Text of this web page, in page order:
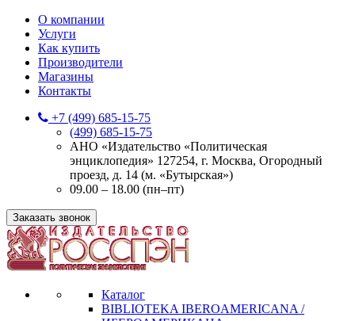
О компании
Услуги
Как купить
Производители
Магазины
Контакты
+7 (499) 685-15-75
(499) 685-15-75
АНО «Издательство «Политическая
энциклопедия» 127254, г. Москва, Огородный
проезд, д. 14 (м. «Бутырская»)
09.00 – 18.00 (пн–пт)
Заказать звонок
Каталог
BIBLIOTEKA IBEROAMERICANA /